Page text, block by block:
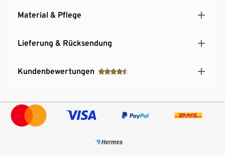
Material & Pflege
Lieferung & Rücksendung
Kundenbewertungen